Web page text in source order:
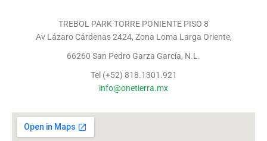
TREBOL PARK TORRE PONIENTE PISO 8
Av Lázaro Cárdenas 2424, Zona Loma Larga Oriente,
66260 San Pedro Garza García, N.L.
Tel (+52) 818.1301.921
info@onetierra.mx